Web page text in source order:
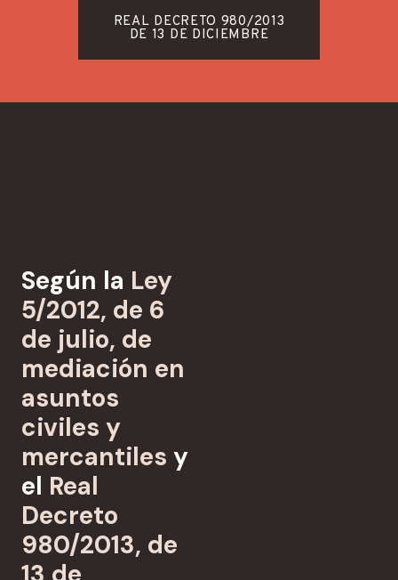
REAL DECRETO 980/2013
DE 13 DE DICIEMBRE
Según la Ley
5/2012, de 6
de julio, de
mediación en
asuntos
civiles y
mercantiles y
el Real
Decreto
980/2013, de